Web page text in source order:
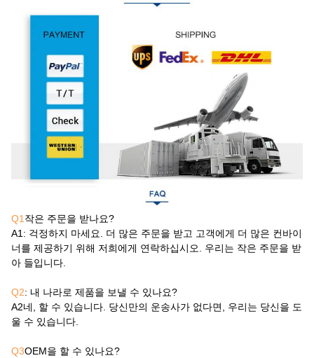
Q1작은 주문을 받나요?
A1: 걱정하지 마세요. 더 많은 주문을 받고 고객에게 더 많은 컨바이
너를 제공하기 위해 저희에게 연락하십시오. 우리는 작은 주문을 받
아 들입니다.
Q2: 내 나라로 제품을 보낼 수 있나요?
A2네, 할 수 있습니다. 당신만의 운송사가 없다면, 우리는 당신을 도
울 수 있습니다.
Q3OEM을 할 수 있나요?